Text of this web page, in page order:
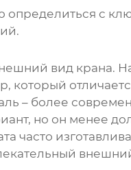
определиться с
вид крана.
который
– более
но он менее